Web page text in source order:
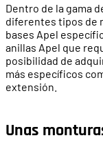
Dentro de la gama
diferentes tipos de
bases Apel
anillas Apel que
posibilidad de
más específicos
extensión.
Unas